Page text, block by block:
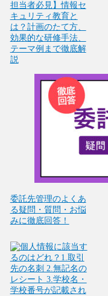
担当者必見】情報セ
キュリティ教育と
は？計画のたて方、
効果的な研修手法、
テーマ例まで徹底解
説
委託先管理のよくあ
る疑問・質問・お悩
みに徹底回答！